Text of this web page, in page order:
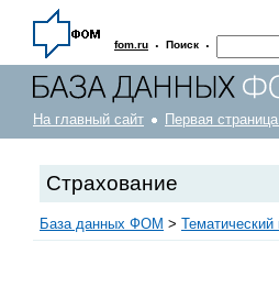
fom.ru · Поиск ·
На главный сайт Первая
Страхование
База данных ФОМ > Тематический